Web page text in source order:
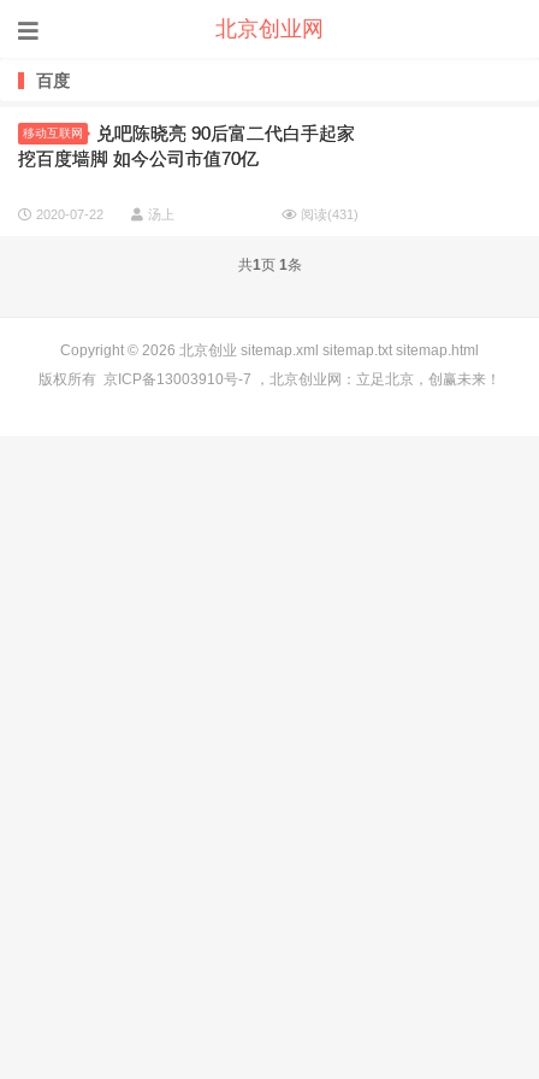
北京创业网
百度
移动互联网
兑吧陈晓亮 90后富二代白手起家
挖百度墙脚 如今公司市值70亿
2020-07-22 汤上 阅读(431)
共1页 1条
Copyright © 2026 北京创业 sitemap.xml sitemap.txt sitemap.html
版权所有 京ICP备13003910号-7 ， 北京创业网 ：立足北京，创赢未来！